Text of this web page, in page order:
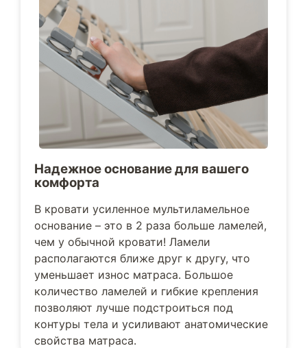
Надежное основание для вашего
комфорта
В кровати усиленное мультиламельное
основание – это в 2 раза больше ламелей,
чем у обычной кровати! Ламели
располагаются ближе друг к другу, что
уменьшает износ матраса. Большое
количество ламелей и гибкие крепления
позволяют лучше подстроиться под
контуры тела и усиливают анатомические
свойства матраса.